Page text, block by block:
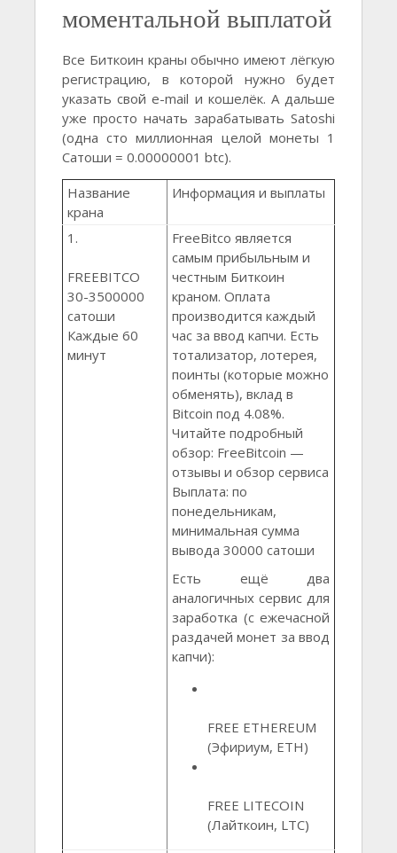
моментальной выплатой
Все Биткоин краны обычно имеют лёгкую
регистрацию, в которой нужно будет
указать свой e-mail и кошелёк. А дальше
уже просто начать зарабатывать Satoshi
(одна сто миллионная целой монеты 1
Сатоши = 0.00000001 btc).
Название
крана
Информация и выплаты
1.
FREEBITCO
30-3500000
сатоши
Каждые 60
минут
FreeBitco является
самым прибыльным и
честным Биткоин
краном. Оплата
производится каждый
час за ввод капчи. Есть
тотализатор, лотерея,
поинты (которые можно
обменять), вклад в
Bitcoin под 4.08%.
Читайте подробный
обзор: FreeBitcoin —
отзывы и обзор сервиса
Выплата: по
понедельникам,
минимальная сумма
вывода 30000 сатоши
Есть ещё два
аналогичных сервис для
заработка (с ежечасной
раздачей монет за ввод
капчи):
FREE ETHEREUM
(Эфириум, ETH)
FREE LITECOIN
(Лайткоин, LTC)